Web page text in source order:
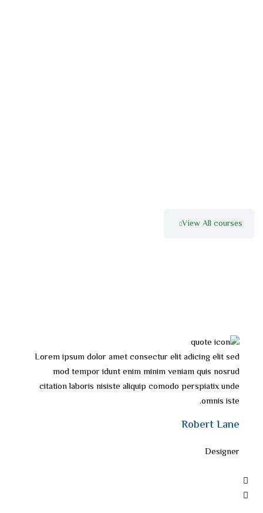
Lorem ipsum dolor amet consectur elit adicing elit sed
mod tempor idunt enim minim veniam quis nosrud
citation laboris nisiste aliquip comodo perspiatix unde
omnis iste.
Amber Page
Student